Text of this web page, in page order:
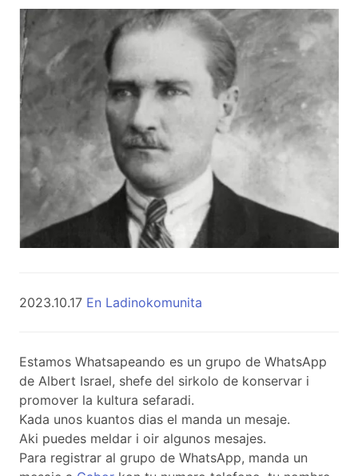
2023.10.17 En Ladinokomunita
Estamos Whatsapeando es un grupo de WhatsApp
de Albert Israel, shefe del sirkolo de konservar i
promover la kultura sefaradi.
Kada unos kuantos dias el manda un mesaje.
Aki puedes meldar i oir algunos mesajes.
Para registrar al grupo de WhatsApp, manda un